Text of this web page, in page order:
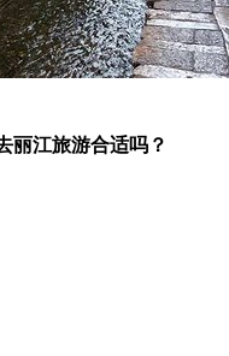
丽江旅游合适吗？